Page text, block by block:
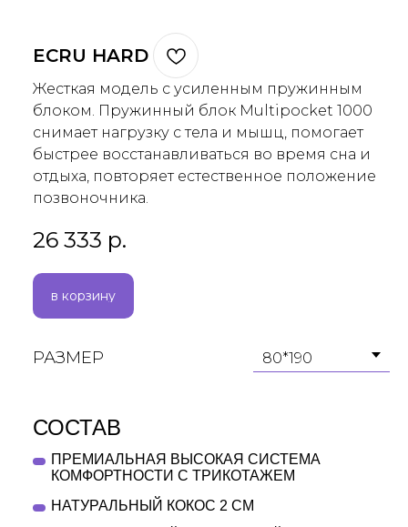
ECRU HARD
Жесткая модель с усиленным пружинным
блоком. Пружинный блок Multipocket 1000
снимает нагрузку с тела и мышц, помогает
быстрее восстанавливаться во время сна и
отдыха, повторяет естественное положение
позвоночника.
26 333 р.
в корзину
РАЗМЕР
СОСТАВ
ПРЕМИАЛЬНАЯ ВЫСОКАЯ СИСТЕМА
КОМФОРТНОСТИ С ТРИКОТАЖЕМ
НАТУРАЛЬНЫЙ КОКОС 2 СМ